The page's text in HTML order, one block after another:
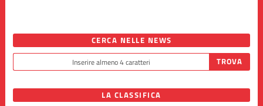
CERCA NELLE NEWS
LA CLASSIFICA